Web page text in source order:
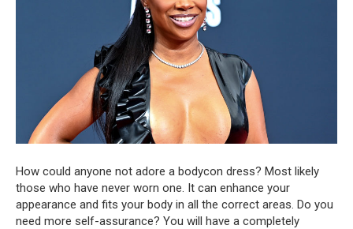
How could anyone not adore a bodycon dress? Most likely
those who have never worn one. It can enhance your
appearance and fits your body in all the correct areas. Do you
need more self-assurance? You will have a completely